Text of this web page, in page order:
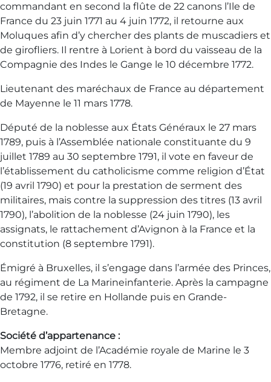
commandant en second la flûte de 22 canons l’Ile de
France du 23 juin 1771 au 4 juin 1772, il retourne aux
Moluques afin d’y chercher des plants de muscadiers et
de girofliers. Il rentre à Lorient à bord du vaisseau de la
Compagnie des Indes le Gange le 10 décembre 1772.
Lieutenant des maréchaux de France au département
de Mayenne le 11 mars 1778.
Député de la noblesse aux États Généraux le 27 mars
1789, puis à l’Assemblée nationale constituante du 9
juillet 1789 au 30 septembre 1791, il vote en faveur de
l’établissement du catholicisme comme religion d’État
(19 avril 1790) et pour la prestation de serment des
militaires, mais contre la suppression des titres (13 avril
1790), l’abolition de la noblesse (24 juin 1790), les
assignats, le rattachement d’Avignon à la France et la
constitution (8 septembre 1791).
Émigré à Bruxelles, il s’engage dans l’armée des Princes,
au régiment de La Marineinfanterie. Après la campagne
de 1792, il se retire en Hollande puis en Grande-
Bretagne.
Société d’appartenance :
Membre adjoint de l’Académie royale de Marine le 3
octobre 1776, retiré en 1778.